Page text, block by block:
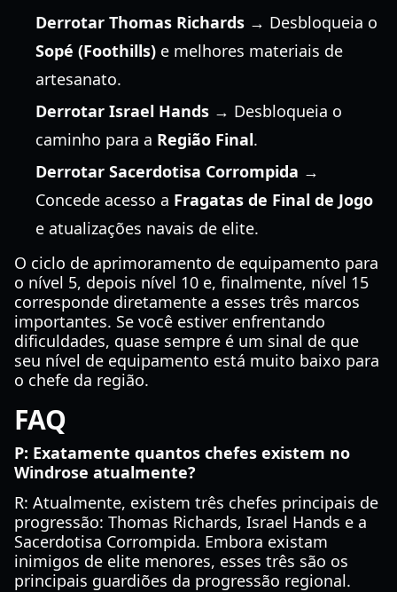
Derrotar Thomas Richards → Desbloqueia o
Sopé (Foothills) e melhores materiais de
artesanato.
Derrotar Israel Hands → Desbloqueia o
caminho para a Região Final.
Derrotar Sacerdotisa Corrompida →
Concede acesso a Fragatas de Final de Jogo
e atualizações navais de elite.
O ciclo de aprimoramento de equipamento para
o nível 5, depois nível 10 e, finalmente, nível 15
corresponde diretamente a esses três marcos
importantes. Se você estiver enfrentando
dificuldades, quase sempre é um sinal de que
seu nível de equipamento está muito baixo para
o chefe da região.
FAQ
P: Exatamente quantos chefes existem no
Windrose atualmente?
R: Atualmente, existem três chefes principais de
progressão: Thomas Richards, Israel Hands e a
Sacerdotisa Corrompida. Embora existam
inimigos de elite menores, esses três são os
principais guardiões da progressão regional.